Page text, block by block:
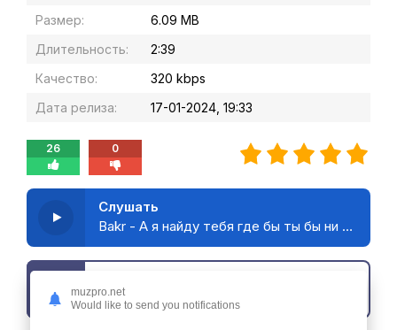
Размер:
6.09 MB
Длительность:
2:39
Качество:
320 kbps
Дата релиза:
17-01-2024, 19:33
26 0
Слушать
Bakr - А я найду тебя где бы ты бы ни была
Скачать трек
muzpro.net
Would like to send you notifications